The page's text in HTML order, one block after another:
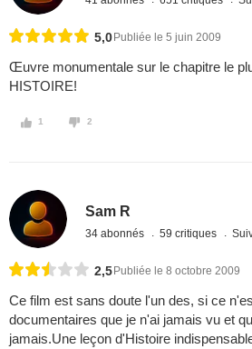
5,0 Publiée le 5 juin 2009
Œuvre monumentale sur le chapitre le
HISTOIRE!
1 2
Sam R
34 abonnés 59 critiques
2,5 Publiée le 8 octobre 2009
Ce film est sans doute l'un des, si ce
documentaires que je n'ai jamais vu et
jamais.Une leçon d'Histoire